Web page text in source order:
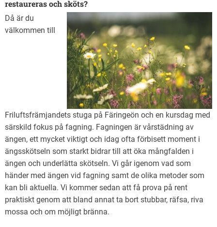
restaureras och sköts?
Då är du
välkommen till
Friluftsfrämjandets stuga på Färingeön och en kursdag med
särskild fokus på fagning. Fagningen är vårstädning av
ängen, ett mycket viktigt och idag ofta förbisett moment i
ängsskötseln som starkt bidrar till att öka mångfalden i
ängen och underlätta skötseln. Vi går igenom vad som
händer med ängen vid fagning samt de olika metoder som
kan bli aktuella. Vi kommer sedan att få prova på rent
praktiskt genom att bland annat ta bort stubbar, räfsa, riva
mossa och om möjligt bränna.